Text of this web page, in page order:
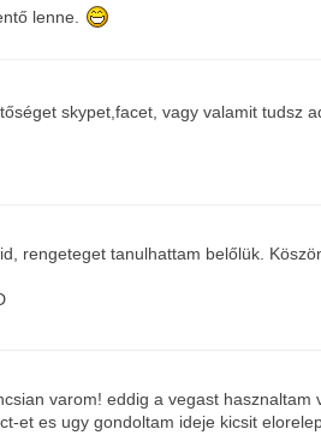
lenne.
skypet,facet, vagy valamit tudsz
rengeteget tanulhattam belőlük.
varom! eddig a vegast hasznaltam
et es ugy gondoltam ideje kicsit